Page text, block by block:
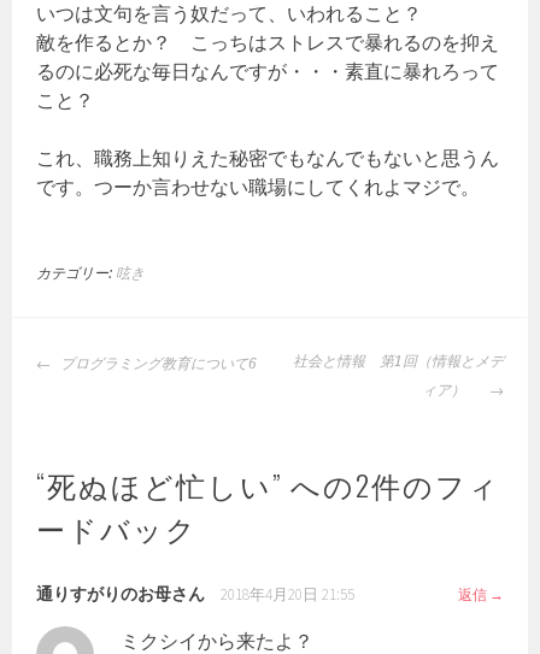
いつは文句を言う奴だって、いわれること？
敵を作るとか？ こっちはストレスで暴れるのを抑え
るのに必死な毎日なんですが・・・素直に暴れろって
こと？
これ、職務上知りえた秘密でもなんでもないと思うん
です。つーか言わせない職場にしてくれよマジで。
カテゴリー: 呟き
投
ゲ
ー
シ
ン
プログラミング教育について6
社会と情報 第1回（情報とメデ
ィア）
“死ぬほど忙しい” への2件のフィ
ードバック
通りすがりのお母さん 2018年4月20日 21:55 返信
ミクシイから来たよ？